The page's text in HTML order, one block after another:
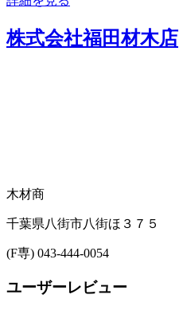
株式会社福田材木店
木材商
千葉県八街市八街ほ３７５
(F専) 043-444-0054
ユーザーレビュー